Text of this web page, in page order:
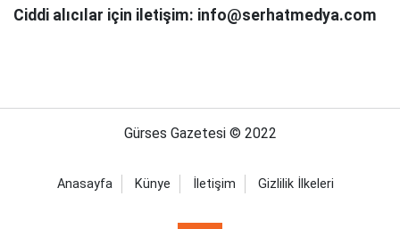
Ciddi alıcılar için iletişim: info@serhatmedya.com
Gürses Gazetesi © 2022
Anasayfa Künye İletişim Gizlilik İlkeleri